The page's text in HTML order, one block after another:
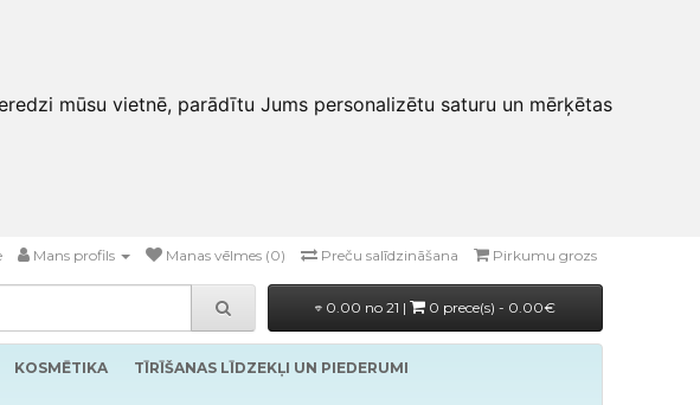
mūsu vietnē, parādītu Jums personalizētu saturu un mērķētas
Mans profils Manas vēlmes (0) Preču salīdzināšana Pirkumu grozs
0.00 no 21 | 0 prece(s) - 0.00€
KOSMĒTIKA TĪRĪŠANAS LĪDZEKĻI UN PIEDERUMI